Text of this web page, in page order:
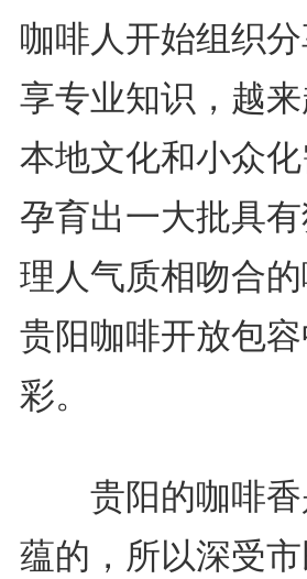
咖啡人开始组织
享专业知识，越
本地文化和小众
孕育出一大批具
理人气质相吻合
贵阳咖啡开放包
彩。
贵阳的咖啡香
蕴的，所以深受